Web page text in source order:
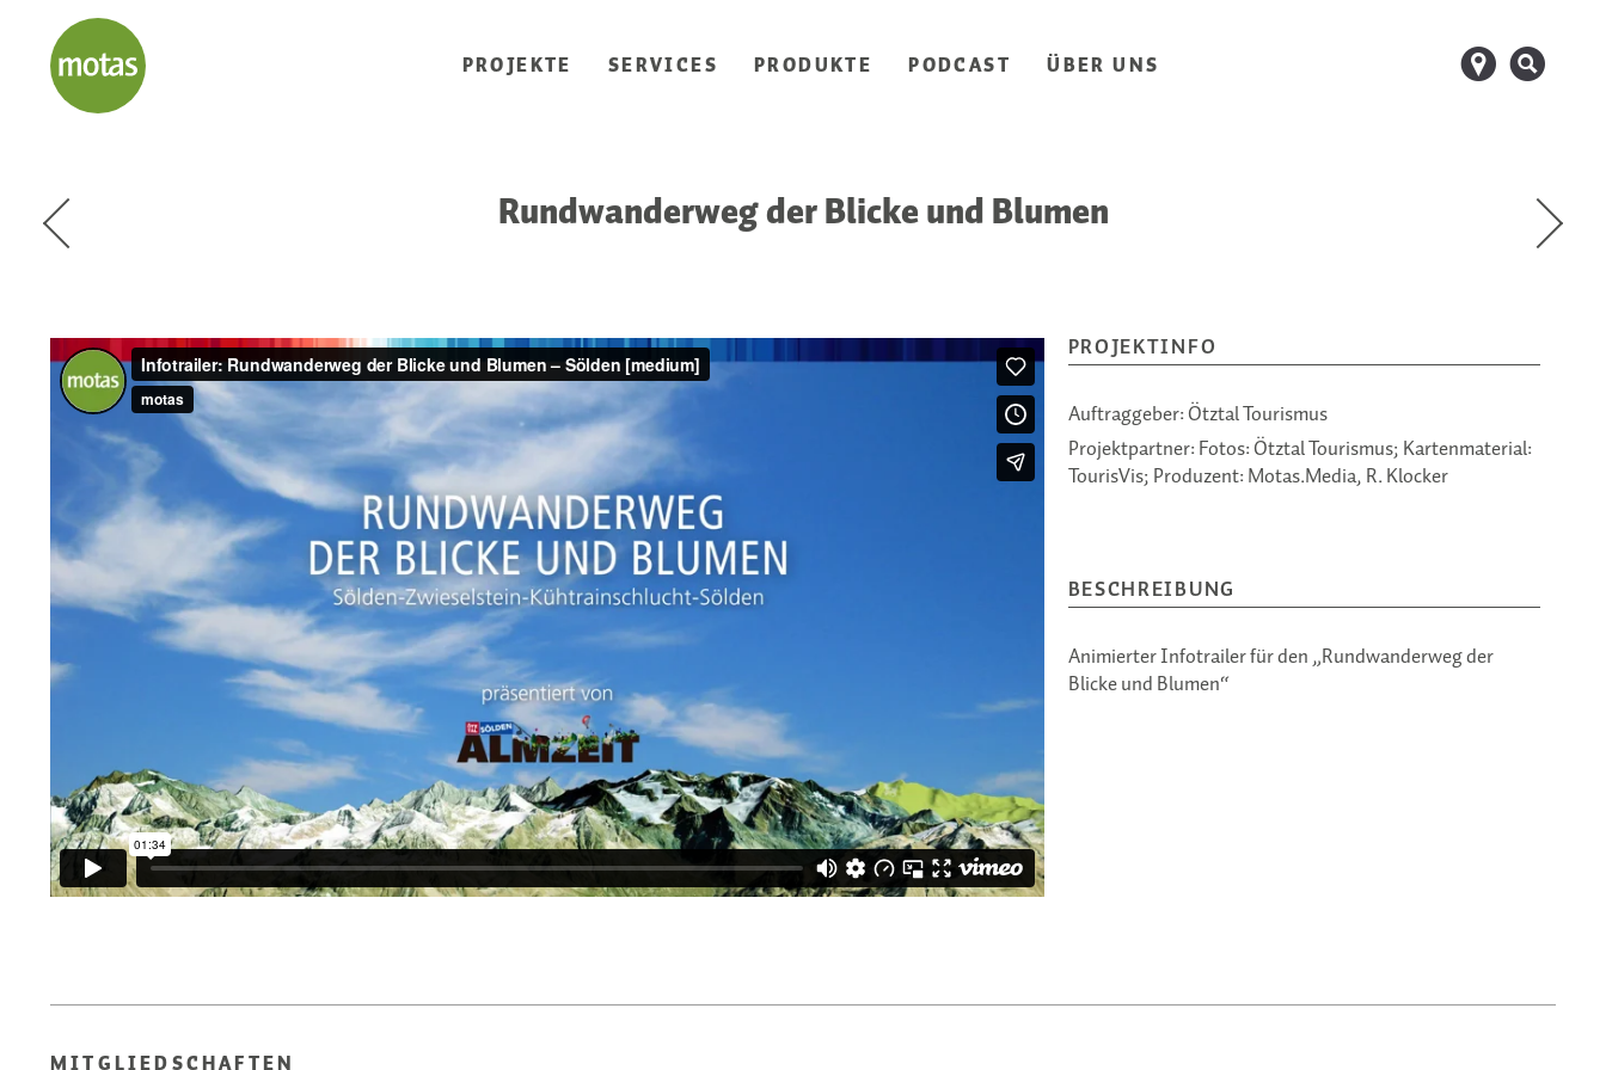
PROJEKTE SERVICES PRODUKTE PODCAST ÜBER UNS d s
Rundwanderweg der Blicke und Blumen
PROJEKTINFO
Auftraggeber:Ötztal Tourismus
Projektpartner:Fotos: Ötztal Tourismus; Kartenmaterial:
TourisVis; Produzent: Motas.Media, R. Klocker
BESCHREIBUNG
Animierter Infotrailer für den „Rundwanderweg der
Blicke und Blumen“